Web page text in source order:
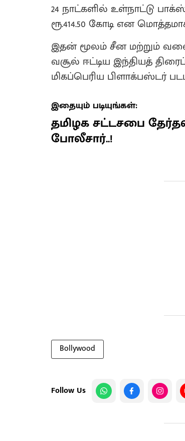
24 நாட்களில் உள்நாட்டு
ரூ.414.50 கோடி என
இதன் மூலம் சீன மற்றும்
வசூல் ஈட்டிய இந்தியத்
மிகப்பெரிய பிளாக்பஸ்டர்
இதையும் படியுங்கள்:
தமிழக சட்டசபை தேர்தல்
போலீசார்..!
Bollywood
Follow Us